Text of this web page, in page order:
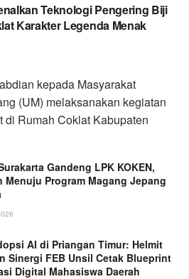
Teknologi Pengering Biji
Karakter Legenda Menak
kepada Masyarakat
(UM) melaksanakan kegiatan
di Rumah Coklat Kabupaten
Gandeng LPK KOKEN,
Menuju Program Magang Jepang
AI di Priangan Timur: Helmit
Sinergi FEB Unsil Cetak Blueprint
Digital Mahasiswa Daerah